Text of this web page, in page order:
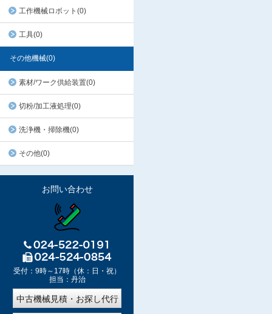
工作機械ロボット(0)
工具(0)
その他機械(0)
素材/ワーク供給装置(0)
切粉/加工液処理(0)
洗浄機・掃除機(0)
その他(0)
お問い合わせ
受付：9時～17時（休：日・祝）
担当：丹治
中古機械見積・お探し代行